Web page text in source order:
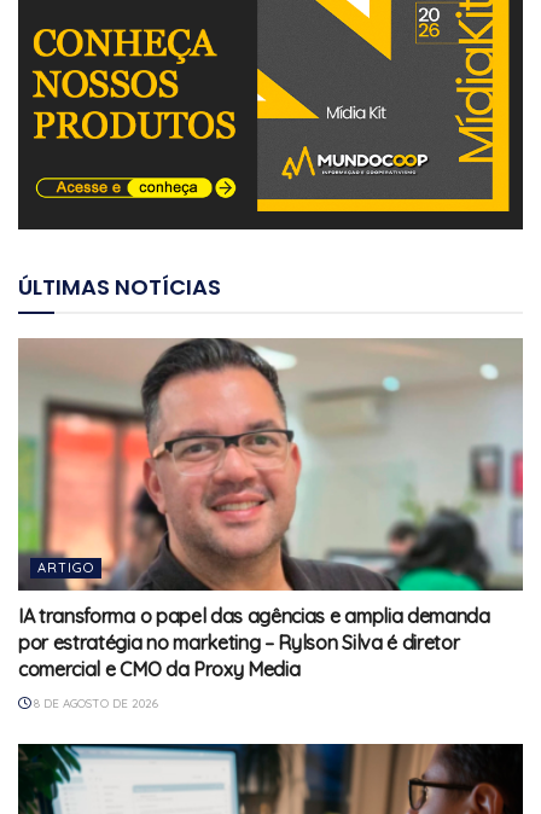
ÚLTIMAS NOTÍCIAS
ARTIGO
IA transforma o papel das agências e amplia demanda
por estratégia no marketing – Rylson Silva é diretor
comercial e CMO da Proxy Media
8 DE AGOSTO DE 2026